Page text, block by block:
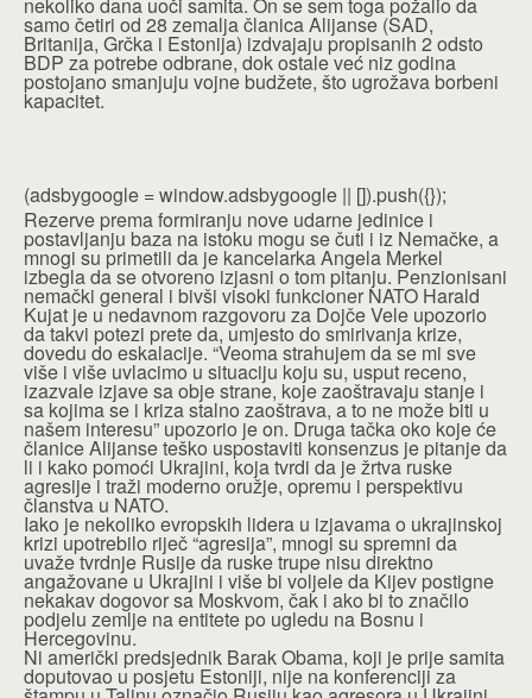
samo četiri od 28 zemalja članica Alijanse (SAD,
Britanija, Grčka i Estonija) izdvajaju propisanih 2 odsto
BDP za potrebe odbrane, dok ostale već niz godina
postojano smanjuju vojne budžete, što ugrožava borbeni
kapacitet.
(adsbygoogle = window.adsbygoogle || []).push({});
Rezerve prema formiranju nove udarne jedinice i
postavljanju baza na istoku mogu se čuti i iz Nemačke, a
mnogi su primetili da je kancelarka Angela Merkel
izbegla da se otvoreno izjasni o tom pitanju. Penzionisani
nemački general i bivši visoki funkcioner NATO Harald
Kujat je u nedavnom razgovoru za Dojče Vele upozorio
da takvi potezi prete da, umjesto do smirivanja krize,
dovedu do eskalacije. “Veoma strahujem da se mi sve
više i više uvlacimo u situaciju koju su, usput receno,
izazvale izjave sa obje strane, koje zaoštravaju stanje i
sa kojima se i kriza stalno zaoštrava, a to ne može biti u
našem interesu” upozorio je on. Druga tačka oko koje će
članice Alijanse teško uspostaviti konsenzus je pitanje da
li i kako pomoći Ukrajini, koja tvrdi da je žrtva ruske
agresije i traži moderno oružje, opremu i perspektivu
članstva u NATO.
Iako je nekoliko evropskih lidera u izjavama o ukrajinskoj
krizi upotrebilo riječ “agresija”, mnogi su spremni da
uvaže tvrdnje Rusije da ruske trupe nisu direktno
angažovane u Ukrajini i više bi voljele da Kijev postigne
nekakav dogovor sa Moskvom, čak i ako bi to značilo
podjelu zemlje na entitete po ugledu na Bosnu i
Hercegovinu.
Ni američki predsjednik Barak Obama, koji je prije samita
doputovao u posjetu Estoniji, nije na konferenciji za